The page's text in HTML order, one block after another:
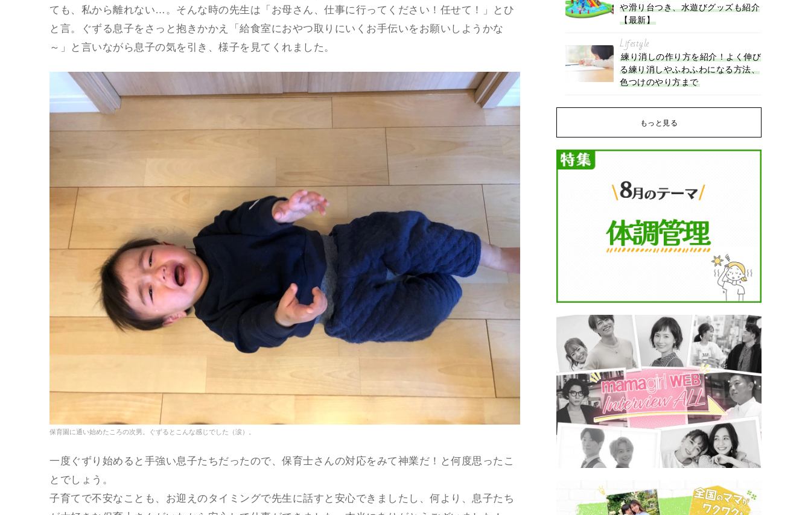
ても、私から離れない…。そんな時の先生は「お母さん、仕事に行ってください！任せて！」とひ
と言。ぐずる息子をさっと抱きかかえ「給食室におやつ取りにいくお手伝いをお願いしようかな
～」と言いながら息子の気を引き、様子を見てくれました。
保育園に通い始めたころの次男。ぐずるとこんな感じでした（涙）。
一度ぐずり始めると手強い息子たちだったので、保育士さんの対応をみて神業だ！と何度思ったこ
とでしょう。
子育てで不安なことも、お迎えのタイミングで先生に話すと安心できましたし、何より、息子たち
や滑り台つき、水遊びグッズも紹介
【最新】
Lifestyle
練り消しの作り方を紹介！よく伸び
る練り消しやふわふわになる方法、
色つけのやり方まで
もっと見る